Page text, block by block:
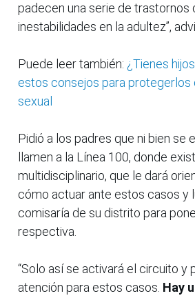
padecen una serie de trastornos
inestabilidades en la adultez”,
Puede leer también: ¿Tienes
estos consejos para protegerlos
sexual
Pidió a los padres que ni bien se
llamen a la Línea 100, donde
multidisciplinario, que le dará
cómo actuar ante estos casos y
comisaría de su distrito para
respectiva.
“Solo así se activará el circuito y
atención para estos casos. Hay